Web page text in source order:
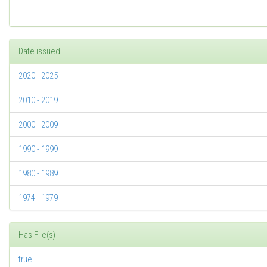
Date issued
2020 - 2025
2010 - 2019
2000 - 2009
1990 - 1999
1980 - 1989
1974 - 1979
Has File(s)
true